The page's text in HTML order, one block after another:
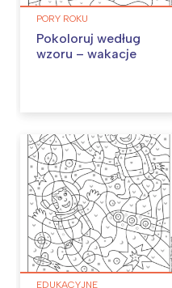
PORY ROKU
Pokoloruj według
wzoru – wakacje
EDUKACYJNE